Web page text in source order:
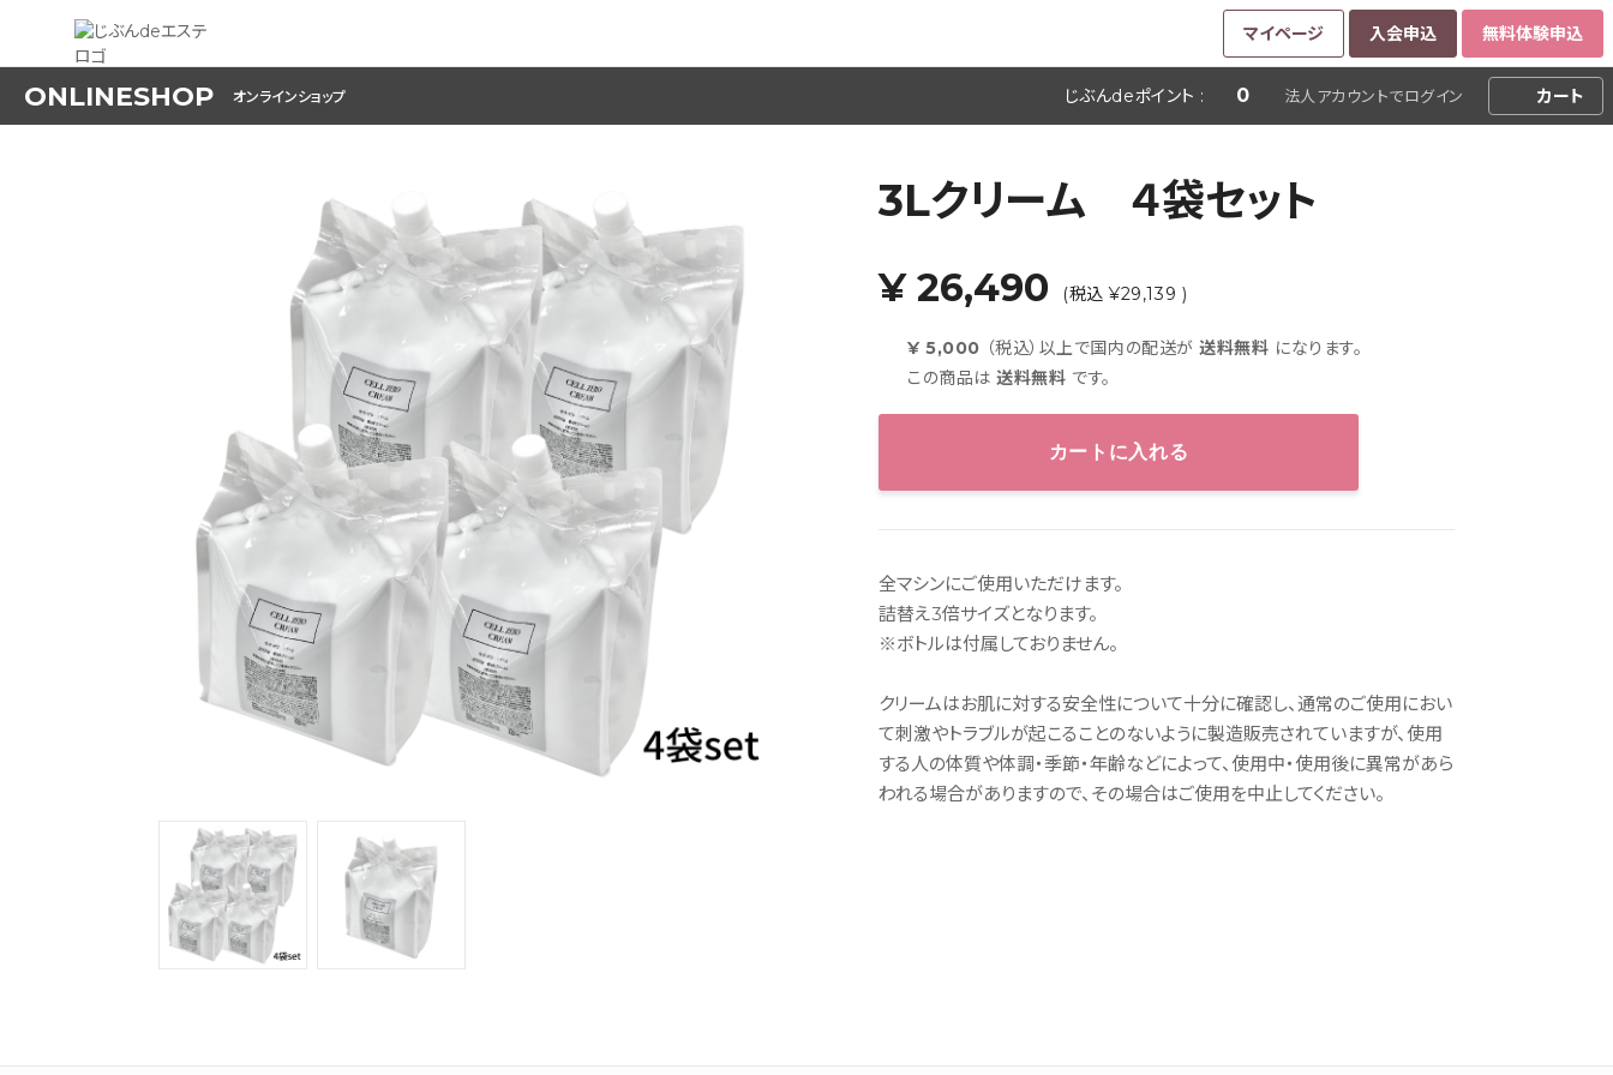
マイページ 入会申込 無料体験申込
ONLINESHOP オンラインショップ じぶんdeポイント : 0 法人 アカウントでログイン カート
3Lクリーム ４袋セット
¥ 26,490 (税込 ¥29,139 )
¥ 5,000 （税込）以上で国内の配送が送料無料 になります。
この商品は送料無料 です。
カートに入れる
全マシンにご使用いただけます。
詰替え3倍サイズとなります。
※ボトルは付属しておりません。
クリームはお肌に対する安全性について十分に確認し、通常のご使用におい
て刺激やトラブルが起こることのないように製造販売されていますが、使用
する人の体質や体調・季節・年齢などによって、使用中・使用後に異常があら
われる場合がありますので、その場合はご使用を中止してください。